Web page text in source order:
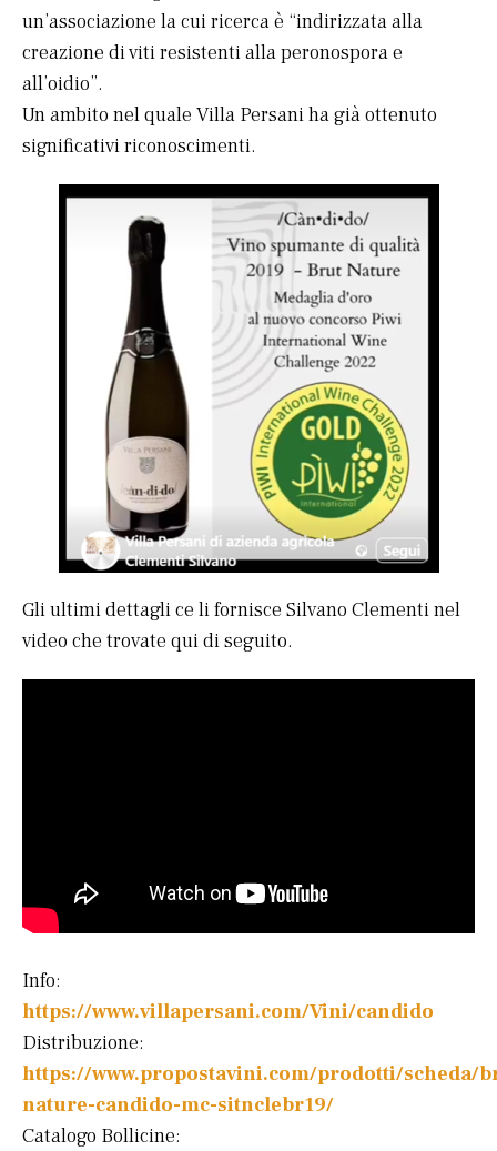
un’associazione la cui ricerca è “indirizzata alla
creazione di viti resistenti alla peronospora e
all’oidio”.
Un ambito nel quale Villa Persani ha già ottenuto
significativi riconoscimenti.
Gli ultimi dettagli ce li fornisce Silvano Clementi nel
video che trovate qui di seguito.
Info:
https://www.villapersani.com/Vini/candido
Distribuzione:
https://www.propostavini.com/prodotti/scheda/
nature-candido-mc-sitnclebr19/
Catalogo Bollicine: